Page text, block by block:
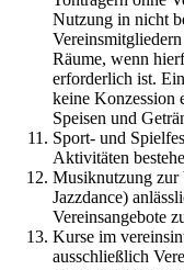
Nutzung in nicht
Räume, wenn
erforderlich ist.
keine Konzession
Speisen und
Sport- und
Aktivitäten
Musiknutzung zur
Jazzdance)
Vereinsangebote
Kurse im
ausschließlich